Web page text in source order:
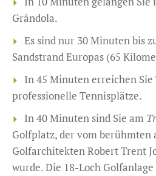
Grândola.
Es sind nur 30 Minuten bis
Sandstrand Europas (65
In 45 Minuten erreichen
professionelle Tennisplätze.
In 40 Minuten sind Sie am
Golfplatz, der vom berühmten
Golfarchitekten Robert Trent
wurde. Die 18-Loch